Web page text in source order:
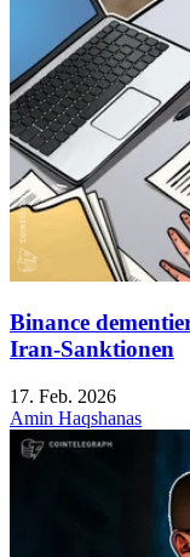
Binance
Iran-Sanktionen
17. Feb. 2026
Amin Haqshanas